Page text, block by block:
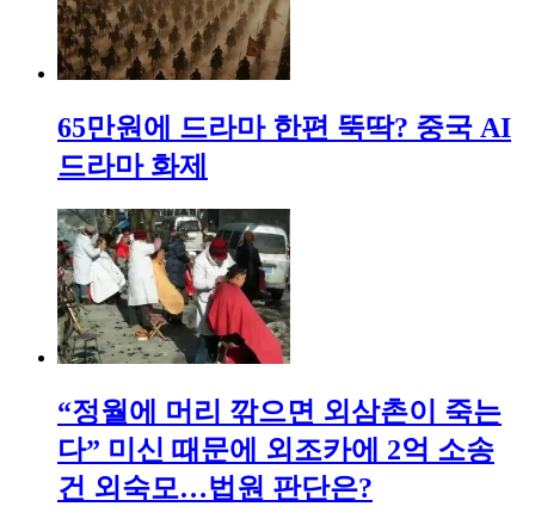
65만원에 드라마 한편 뚝딱? 중국 AI
드라마 화제
“정월에 머리 깎으면 외삼촌이 죽는
다” 미신 때문에 외조카에 2억 소송
건 외숙모…법원 판단은?